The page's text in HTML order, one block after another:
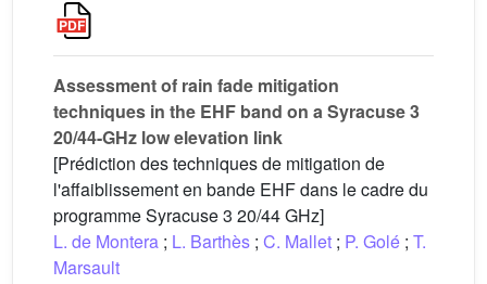
Assessment of rain fade mitigation
techniques in the EHF band on a Syracuse 3
20/44-GHz low elevation link
[Prédiction des techniques de mitigation de
l'affaiblissement en bande EHF dans le cadre du
programme Syracuse 3 20/44 GHz]
L. de Montera ; L. Barthès ; C. Mallet ; P. Golé ; T.
Marsault